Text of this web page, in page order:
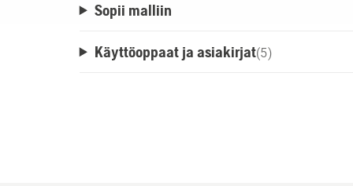
Sopii malliin
Käyttöoppaat ja asiakirjat(5)